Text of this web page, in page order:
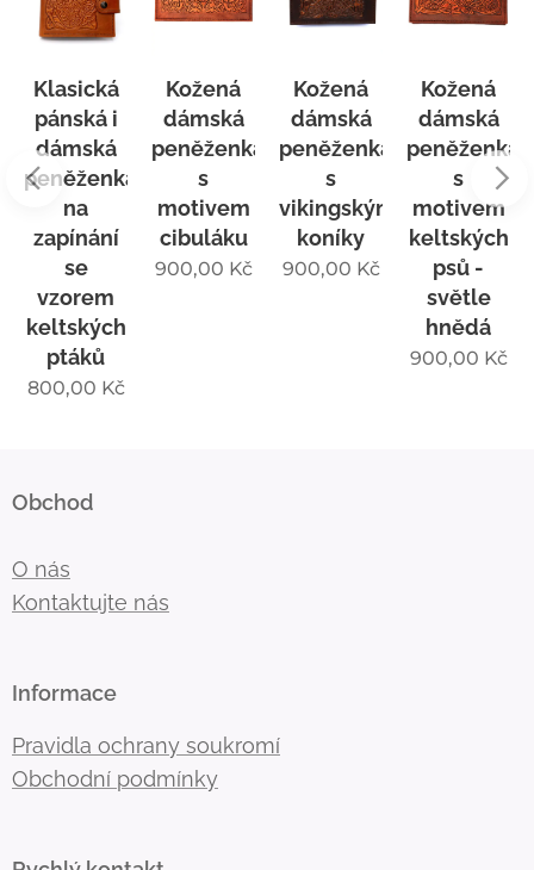
Klasická
pánská i
dámská
peněženka
na
zapínání
se
vzorem
keltských
ptáků
800,00 Kč
Kožená
dámská
peněženka
s
motivem
cibuláku
900,00 Kč
Kožená
dámská
peněženka
s
vikingskými
koníky
900,00 Kč
Kožená
dámská
peněženka
s
motivem
keltských
psů -
světle
hnědá
900,00 Kč
Obchod
O nás
Kontaktujte nás
Informace
Pravidla ochrany soukromí
Obchodní podmínky